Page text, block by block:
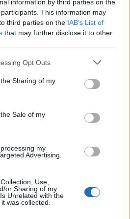
information by third parties on the
participants. This information may
third parties on the IAB’s List of
that may further disclose it to other
Opt Outs
Sharing of my
Sale of my
my
Advertising.
Use,
or Sharing of my
Unrelated with the
was collected.
επίσης
στη συστημική